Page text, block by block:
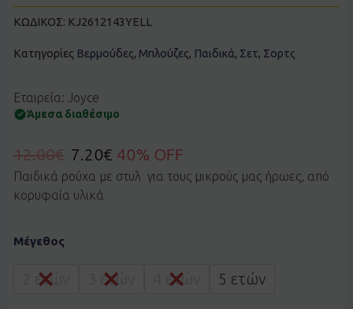
ΚΩΔΙΚΟΣ: KJ2612143YELL
Κατηγορίες Βερμούδες, Μπλούζες, Παιδικά, Σετ, Σορτς
Εταιρεία: Joyce
Άμεσα διαθέσιμο
12.00€ 7.20€ 40% OFF
Παιδικά ρούχα με στυλ για τους μικρούς μας ήρωες, από
κορυφαία υλικά
Μέγεθος
2 ετών 3 ετών 4 ετών 5 ετών
JOYCE
κίτρινο
ποσότητα